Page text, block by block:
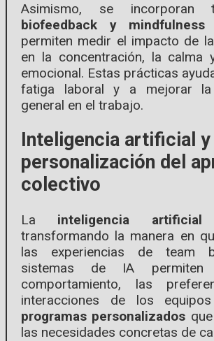
Asimismo, se incorporan
biofeedback y mindfulness
permiten medir el impacto de
en la concentración, la calma
emocional. Estas prácticas
fatiga laboral y a mejorar la
general en el trabajo.
Inteligencia artificial y
personalización del
colectivo
La inteligencia
transformando la manera en
las experiencias de team
sistemas de IA permiten
comportamiento, las
interacciones de los
programas personalizados
las necesidades concretas de